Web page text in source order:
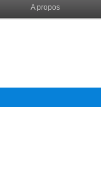
A propos